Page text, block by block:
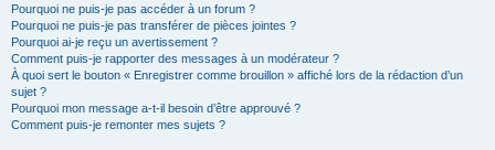
Pourquoi ne puis-je pas accéder à un forum ?
Pourquoi ne puis-je pas transférer de pièces jointes ?
Pourquoi ai-je reçu un avertissement ?
Comment puis-je rapporter des messages à un modérateur ?
À quoi sert le bouton « Enregistrer comme brouillon » affiché lors de la rédaction d’un
sujet ?
Pourquoi mon message a-t-il besoin d’être approuvé ?
Comment puis-je remonter mes sujets ?